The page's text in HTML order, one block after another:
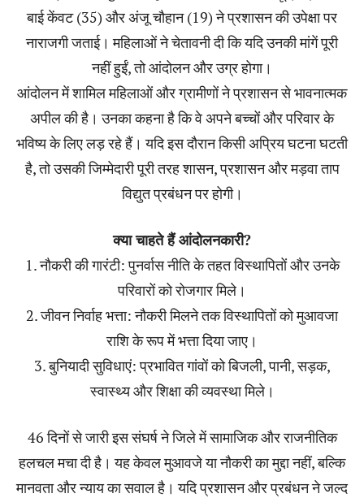
बाई केंवट (35) और अंजू चौहान (19) ने प्रशासन की उपेक्षा पर
नाराजगी जताई। महिलाओं ने चेतावनी दी कि यदि उनकी मांगें पूरी
नहीं हुईं, तो आंदोलन और उग्र होगा।
आंदोलन में शामिल महिलाओं और ग्रामीणों ने प्रशासन से भावनात्मक
अपील की है। उनका कहना है कि वे अपने बच्चों और परिवार के
भविष्य के लिए लड़ रहे हैं। यदि इस दौरान किसी अप्रिय घटना घटती
है, तो उसकी जिम्मेदारी पूरी तरह शासन, प्रशासन और मड़वा ताप
विद्युत प्रबंधन पर होगी।
क्या चाहते हैं आंदोलनकारी?
1. नौकरी की गारंटी: पुनर्वास नीति के तहत विस्थापितों और उनके
परिवारों को रोजगार मिले।
2. जीवन निर्वाह भत्ता: नौकरी मिलने तक विस्थापितों को मुआवजा
राशि के रूप में भत्ता दिया जाए।
3. बुनियादी सुविधाएं: प्रभावित गांवों को बिजली, पानी, सड़क,
स्वास्थ्य और शिक्षा की व्यवस्था मिले।
46 दिनों से जारी इस संघर्ष ने जिले में सामाजिक और राजनीतिक
हलचल मचा दी है। यह केवल मुआवजे या नौकरी का मुद्दा नहीं, बल्कि
मानवता और न्याय का सवाल है। यदि प्रशासन और प्रबंधन ने जल्द